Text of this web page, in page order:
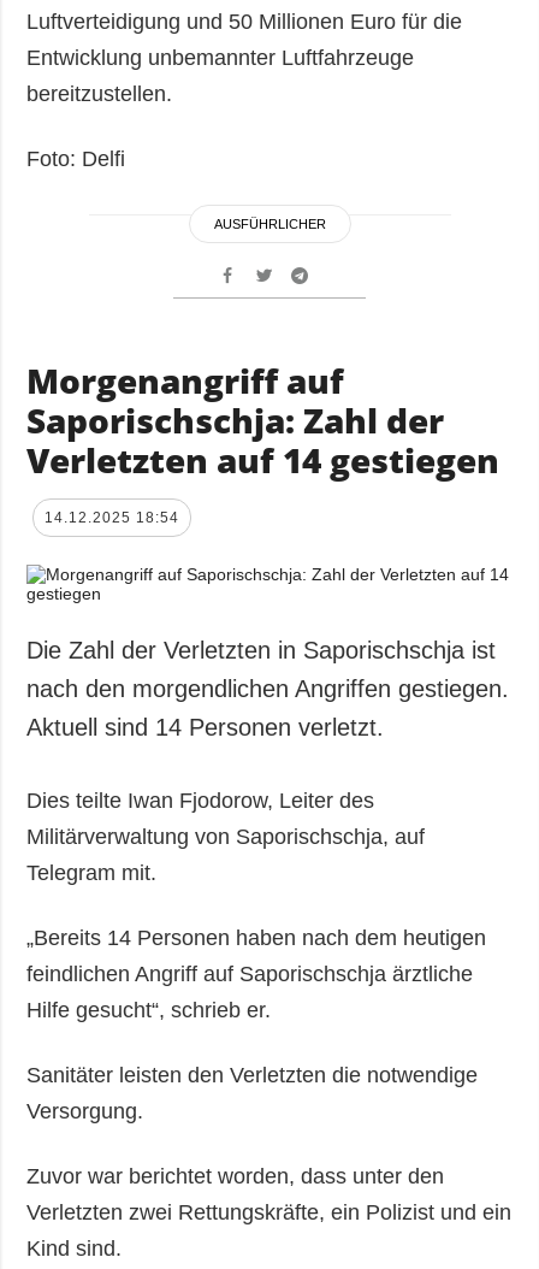
Luftverteidigung und 50 Millionen Euro für die
Entwicklung unbemannter Luftfahrzeuge
bereitzustellen.
Foto: Delfi
AUSFÜHRLICHER
Morgenangriff auf
Saporischschja: Zahl der
Verletzten auf 14 gestiegen
14.12.2025 18:54
Die Zahl der Verletzten in Saporischschja ist
nach den morgendlichen Angriffen gestiegen.
Aktuell sind 14 Personen verletzt.
Dies teilte Iwan Fjodorow, Leiter des
Militärverwaltung von Saporischschja, auf
Telegram mit.
„Bereits 14 Personen haben nach dem heutigen
feindlichen Angriff auf Saporischschja ärztliche
Hilfe gesucht“, schrieb er.
Sanitäter leisten den Verletzten die notwendige
Versorgung.
Zuvor war berichtet worden, dass unter den
Verletzten zwei Rettungskräfte, ein Polizist und ein
Kind sind.